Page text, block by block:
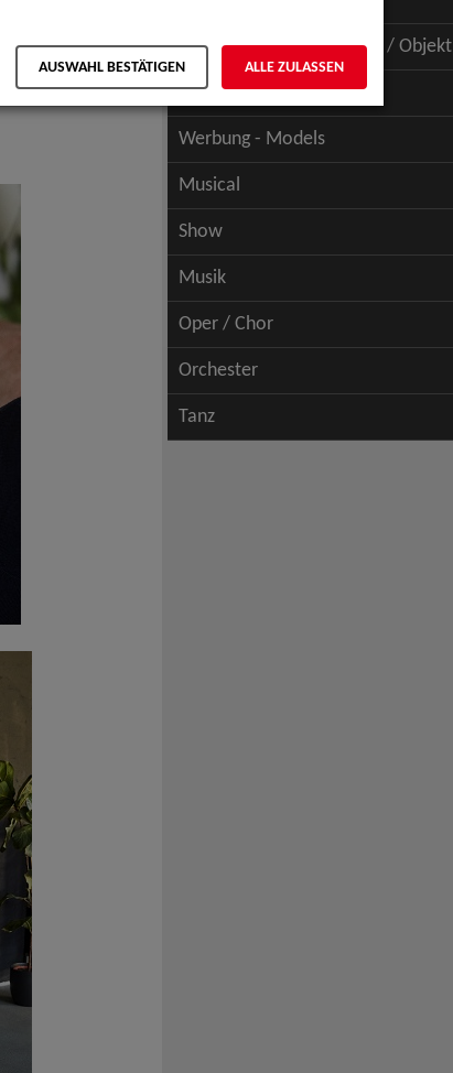
Schauspiel - Figur / Puppe / Objekt
Werbung - Talents
Werbung - Models
Musical
Show
Musik
Oper / Chor
Orchester
Tanz
AUSWAHL BESTÄTIGEN ALLE ZULASSEN